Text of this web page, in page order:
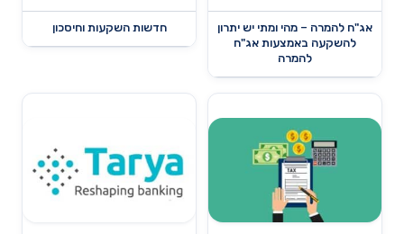
אג"ח להמרה – מהי ומתי יש יתרון
להשקעה באמצעות אג"ח
להמרה
חדשות השקעות וחיסכון